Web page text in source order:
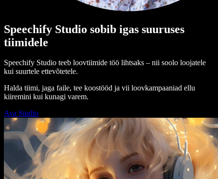
Speechify Studio sobib igas suuruses
tiimidele
Speechify Studio teeb loovtiimide töö lihtsaks – nii soolo loojatele
kui suurtele ettevõtetele.
Halda tiimi, jaga faile, tee koostööd ja vii loovkampaaniad ellu
kiiremini kui kunagi varem.
Ava Studio